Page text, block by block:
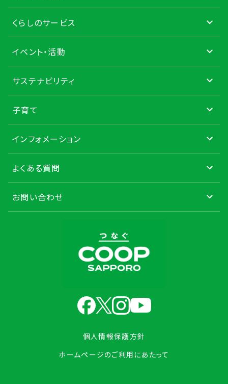
個人情報保護方針
ホームページのご利用にあたって
くらしのサービス
イベント・活動
サステナビリティ
子育て
インフォメーション
よくある質問
お問い合わせ